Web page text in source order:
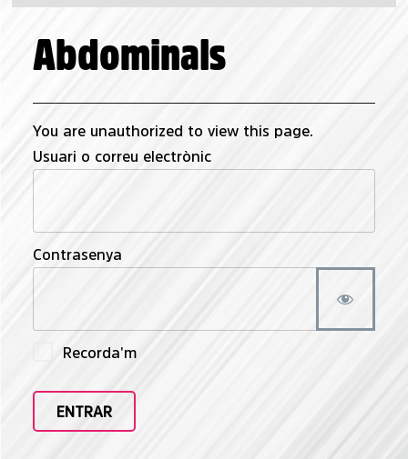
Abdominals
You are unauthorized to view this page.
Usuari o correu electrònic
Contrasenya
Recorda'm